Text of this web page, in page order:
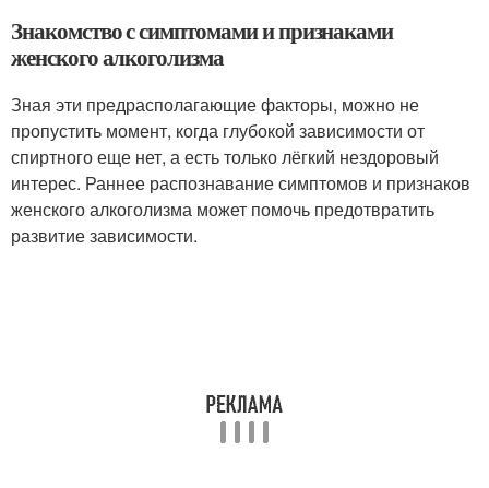
Знакомство с симптомами и признаками
женского алкоголизма
Зная эти предрасполагающие факторы, можно не
пропустить момент, когда глубокой зависимости от
спиртного еще нет, а есть только лёгкий нездоровый
интерес. Раннее распознавание симптомов и признаков
женского алкоголизма может помочь предотвратить
развитие зависимости.